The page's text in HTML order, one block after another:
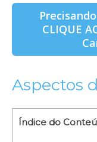
CLIQUE
Aspectos
Índice do